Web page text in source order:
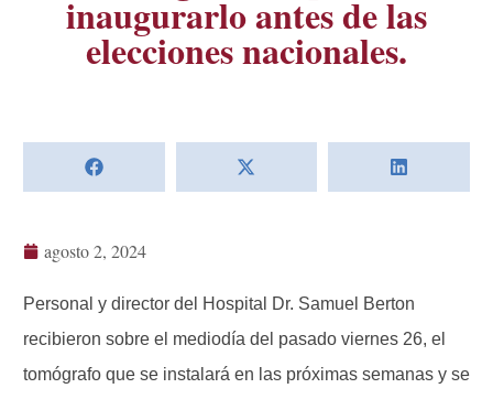
inaugurarlo antes de las
elecciones nacionales.
agosto 2, 2024
Personal y director del Hospital Dr. Samuel Berton
recibieron sobre el mediodía del pasado viernes 26, el
tomógrafo que se instalará en las próximas semanas y se